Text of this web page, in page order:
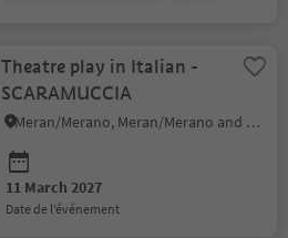
Theatre play in Italian -
SCARAMUCCIA
Meran/Merano, Meran/Merano and environs
11 March 2027
date de l’événement